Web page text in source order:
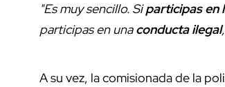
"Es muy sencillo. Siparticipas en
participas en unaconducta ilegal
A su vez, la comisionada de la